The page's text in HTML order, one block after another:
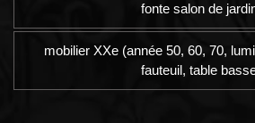
fonte salon de
mobilier XXe (année 50, 60, 70,
fauteuil, table